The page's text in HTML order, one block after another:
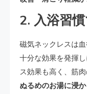
2. 入浴習
磁気ネックレスは
十分な効果を発揮
ス効果も高く、筋
ぬるめのお湯に浸